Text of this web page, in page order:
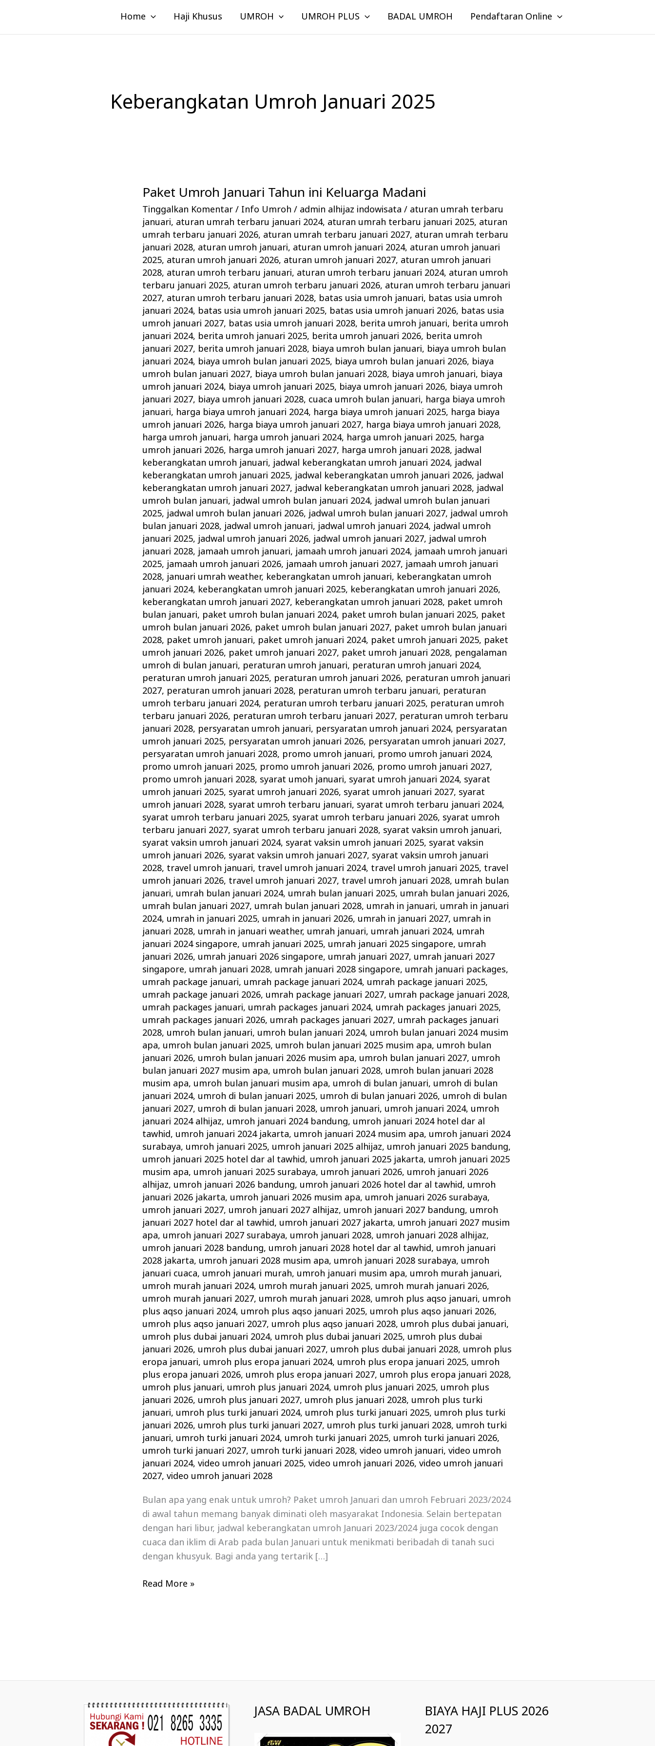
konten
Home Haji Khusus UMROH UMROH PLUS BADAL UMROH Pendaftaran Online
Keberangkatan Umroh Januari 2025
Paket Umroh Januari Tahun ini Keluarga Madani
Tinggalkan Komentar / Info Umroh / admin alhijaz indowisata/ aturan umrah terbaru
januari, aturan umrah terbaru januari 2024, aturan umrah terbaru januari 2025, aturan
umrah terbaru januari 2026, aturan umrah terbaru januari 2027, aturan umrah terbaru
januari 2028, aturan umroh januari, aturan umroh januari 2024, aturan umroh januari
2025, aturan umroh januari 2026, aturan umroh januari 2027, aturan umroh januari
2028, aturan umroh terbaru januari, aturan umroh terbaru januari 2024, aturan umroh
terbaru januari 2025, aturan umroh terbaru januari 2026, aturan umroh terbaru januari
2027, aturan umroh terbaru januari 2028, batas usia umroh januari, batas usia umroh
januari 2024, batas usia umroh januari 2025, batas usia umroh januari 2026, batas usia
umroh januari 2027, batas usia umroh januari 2028, berita umroh januari, berita umroh
januari 2024, berita umroh januari 2025, berita umroh januari 2026, berita umroh
januari 2027, berita umroh januari 2028, biaya umroh bulan januari, biaya umroh bulan
januari 2024, biaya umroh bulan januari 2025, biaya umroh bulan januari 2026, biaya
umroh bulan januari 2027, biaya umroh bulan januari 2028, biaya umroh januari, biaya
umroh januari 2024, biaya umroh januari 2025, biaya umroh januari 2026, biaya umroh
januari 2027, biaya umroh januari 2028, cuaca umroh bulan januari, harga biaya umroh
januari, harga biaya umroh januari 2024, harga biaya umroh januari 2025, harga biaya
umroh januari 2026, harga biaya umroh januari 2027, harga biaya umroh januari 2028,
harga umroh januari, harga umroh januari 2024, harga umroh januari 2025, harga
umroh januari 2026, harga umroh januari 2027, harga umroh januari 2028, jadwal
keberangkatan umroh januari, jadwal keberangkatan umroh januari 2024, jadwal
keberangkatan umroh januari 2025, jadwal keberangkatan umroh januari 2026, jadwal
keberangkatan umroh januari 2027, jadwal keberangkatan umroh januari 2028, jadwal
umroh bulan januari, jadwal umroh bulan januari 2024, jadwal umroh bulan januari
2025, jadwal umroh bulan januari 2026, jadwal umroh bulan januari 2027, jadwal umroh
bulan januari 2028, jadwal umroh januari, jadwal umroh januari 2024, jadwal umroh
januari 2025, jadwal umroh januari 2026, jadwal umroh januari 2027, jadwal umroh
januari 2028, jamaah umroh januari, jamaah umroh januari 2024, jamaah umroh januari
2025, jamaah umroh januari 2026, jamaah umroh januari 2027, jamaah umroh januari
2028, januari umrah weather, keberangkatan umroh januari, keberangkatan umroh
januari 2024, keberangkatan umroh januari 2025, keberangkatan umroh januari 2026,
keberangkatan umroh januari 2027, keberangkatan umroh januari 2028, paket umroh
bulan januari, paket umroh bulan januari 2024, paket umroh bulan januari 2025, paket
umroh bulan januari 2026, paket umroh bulan januari 2027, paket umroh bulan januari
2028, paket umroh januari, paket umroh januari 2024, paket umroh januari 2025, paket
umroh januari 2026, paket umroh januari 2027, paket umroh januari 2028, pengalaman
umroh di bulan januari, peraturan umroh januari, peraturan umroh januari 2024,
peraturan umroh januari 2025, peraturan umroh januari 2026, peraturan umroh januari
2027, peraturan umroh januari 2028, peraturan umroh terbaru januari, peraturan
umroh terbaru januari 2024, peraturan umroh terbaru januari 2025, peraturan umroh
terbaru januari 2026, peraturan umroh terbaru januari 2027, peraturan umroh terbaru
januari 2028, persyaratan umroh januari, persyaratan umroh januari 2024, persyaratan
umroh januari 2025, persyaratan umroh januari 2026, persyaratan umroh januari 2027,
persyaratan umroh januari 2028, promo umroh januari, promo umroh januari 2024,
promo umroh januari 2025, promo umroh januari 2026, promo umroh januari 2027,
promo umroh januari 2028, syarat umoh januari, syarat umroh januari 2024, syarat
umroh januari 2025, syarat umroh januari 2026, syarat umroh januari 2027, syarat
umroh januari 2028, syarat umroh terbaru januari, syarat umroh terbaru januari 2024,
syarat umroh terbaru januari 2025, syarat umroh terbaru januari 2026, syarat umroh
terbaru januari 2027, syarat umroh terbaru januari 2028, syarat vaksin umroh januari,
syarat vaksin umroh januari 2024, syarat vaksin umroh januari 2025, syarat vaksin
umroh januari 2026, syarat vaksin umroh januari 2027, syarat vaksin umroh januari
2028, travel umroh januari, travel umroh januari 2024, travel umroh januari 2025, travel
umroh januari 2026, travel umroh januari 2027, travel umroh januari 2028, umrah bulan
januari, umrah bulan januari 2024, umrah bulan januari 2025, umrah bulan januari 2026,
umrah bulan januari 2027, umrah bulan januari 2028, umrah in januari, umrah in januari
2024, umrah in januari 2025, umrah in januari 2026, umrah in januari 2027, umrah in
januari 2028, umrah in januari weather, umrah januari, umrah januari 2024, umrah
januari 2024 singapore, umrah januari 2025, umrah januari 2025 singapore, umrah
januari 2026, umrah januari 2026 singapore, umrah januari 2027, umrah januari 2027
singapore, umrah januari 2028, umrah januari 2028 singapore, umrah januari packages,
umrah package januari, umrah package januari 2024, umrah package januari 2025,
umrah package januari 2026, umrah package januari 2027, umrah package januari 2028,
umrah packages januari, umrah packages januari 2024, umrah packages januari 2025,
umrah packages januari 2026, umrah packages januari 2027, umrah packages januari
2028, umroh bulan januari, umroh bulan januari 2024, umroh bulan januari 2024 musim
apa, umroh bulan januari 2025, umroh bulan januari 2025 musim apa, umroh bulan
januari 2026, umroh bulan januari 2026 musim apa, umroh bulan januari 2027, umroh
bulan januari 2027 musim apa, umroh bulan januari 2028, umroh bulan januari 2028
musim apa, umroh bulan januari musim apa, umroh di bulan januari, umroh di bulan
januari 2024, umroh di bulan januari 2025, umroh di bulan januari 2026, umroh di bulan
januari 2027, umroh di bulan januari 2028, umroh januari, umroh januari 2024, umroh
januari 2024 alhijaz, umroh januari 2024 bandung, umroh januari 2024 hotel dar al
tawhid, umroh januari 2024 jakarta, umroh januari 2024 musim apa, umroh januari 2024
surabaya, umroh januari 2025, umroh januari 2025 alhijaz, umroh januari 2025 bandung,
umroh januari 2025 hotel dar al tawhid, umroh januari 2025 jakarta, umroh januari 2025
musim apa, umroh januari 2025 surabaya, umroh januari 2026, umroh januari 2026
alhijaz, umroh januari 2026 bandung, umroh januari 2026 hotel dar al tawhid, umroh
januari 2026 jakarta, umroh januari 2026 musim apa, umroh januari 2026 surabaya,
umroh januari 2027, umroh januari 2027 alhijaz, umroh januari 2027 bandung, umroh
januari 2027 hotel dar al tawhid, umroh januari 2027 jakarta, umroh januari 2027 musim
apa, umroh januari 2027 surabaya, umroh januari 2028, umroh januari 2028 alhijaz,
umroh januari 2028 bandung, umroh januari 2028 hotel dar al tawhid, umroh januari
2028 jakarta, umroh januari 2028 musim apa, umroh januari 2028 surabaya, umroh
januari cuaca, umroh januari murah, umroh januari musim apa, umroh murah januari,
umroh murah januari 2024, umroh murah januari 2025, umroh murah januari 2026,
umroh murah januari 2027, umroh murah januari 2028, umroh plus aqso januari, umroh
plus aqso januari 2024, umroh plus aqso januari 2025, umroh plus aqso januari 2026,
umroh plus aqso januari 2027, umroh plus aqso januari 2028, umroh plus dubai januari,
umroh plus dubai januari 2024, umroh plus dubai januari 2025, umroh plus dubai
januari 2026, umroh plus dubai januari 2027, umroh plus dubai januari 2028, umroh plus
eropa januari, umroh plus eropa januari 2024, umroh plus eropa januari 2025, umroh
plus eropa januari 2026, umroh plus eropa januari 2027, umroh plus eropa januari 2028,
umroh plus januari, umroh plus januari 2024, umroh plus januari 2025, umroh plus
januari 2026, umroh plus januari 2027, umroh plus januari 2028, umroh plus turki
januari, umroh plus turki januari 2024, umroh plus turki januari 2025, umroh plus turki
januari 2026, umroh plus turki januari 2027, umroh plus turki januari 2028, umroh turki
januari, umroh turki januari 2024, umroh turki januari 2025, umroh turki januari 2026,
umroh turki januari 2027, umroh turki januari 2028,video umroh januari,video umroh
januari 2024,video umroh januari 2025,video umroh januari 2026,video umroh januari
2027,video umroh januari 2028
Bulan apa yang enak untuk umroh? Paket umroh Januari dan umroh Februari 2023/2024
di awal tahun memang banyak diminati oleh masyarakat Indonesia. Selain bertepatan
dengan hari libur, jadwal keberangkatan umroh Januari 2023/2024 juga cocok dengan
cuaca dan iklim di Arab pada bulan Januari untuk menikmati beribadah di tanah suci
dengan khusyuk. Bagi anda yang tertarik […]
Paket
Umroh
Januari
Tahun
ini
Keluarga
Madani
Read More »
JASA BADAL UMROH
BIAYA HAJI PLUS 2026
2027